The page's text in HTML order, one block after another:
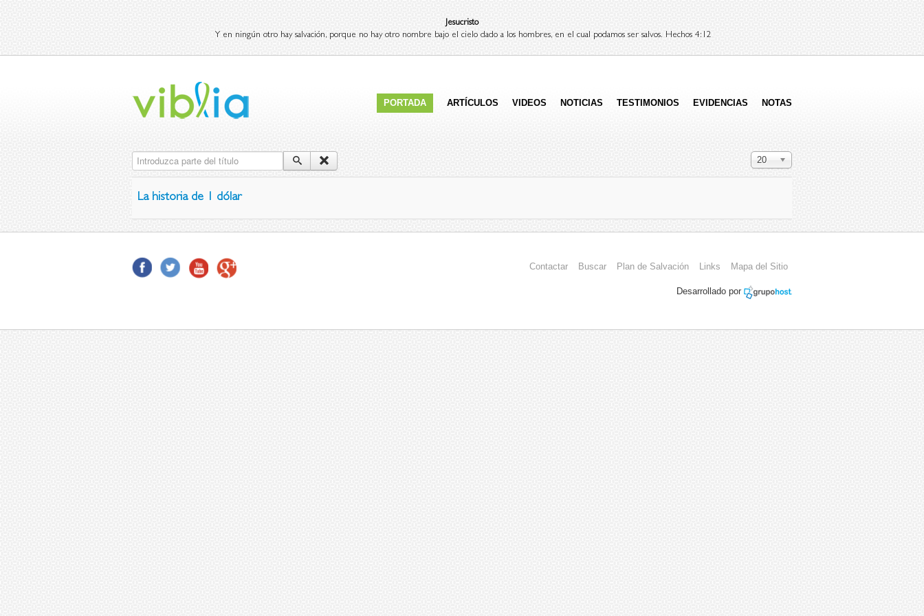
Jesucristo
Y en ningún otro hay salvación, porque no hay otro nombre bajo el cielo dado a los hombres, en el cual podamos ser salvos. Hechos 4:12
PORTADA ARTÍCULOS VIDEOS NOTICIAS TESTIMONIOS EVIDENCIAS NOTAS
Introduzca parte del título Cantidad a mostrar
20
La historia de 1 dólar
Contactar Buscar Plan de Salvación Links Mapa del Sitio
Desarrollado por